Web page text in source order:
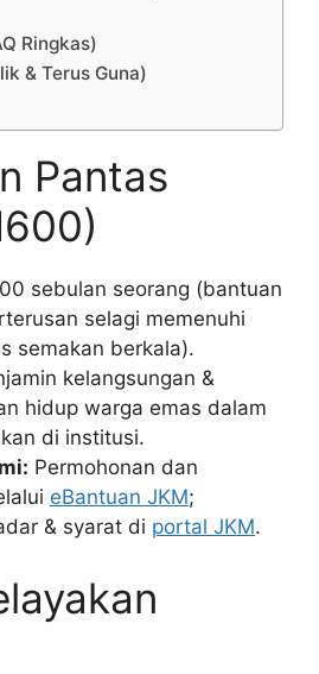
Ringkas)
& Terus Guna)
Pantas
sebulan seorang (bantuan
selagi memenuhi
semakan berkala).
kelangsungan &
hidup warga emas dalam
di institusi.
Permohonan dan
eBantuan JKM;
& syarat di portal JKM.